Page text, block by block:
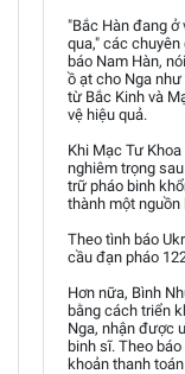
"Bắc Hàn đang ở
qua," các
báo Nam Hàn,
ồ ạt cho Nga
từ Bắc Kinh và
vệ hiệu quả.
Khi Mạc Tư
nghiêm trọng
trữ pháo binh
thành một nguồn
Theo tình báo
cầu đạn pháo
Hơn nữa, Bình
bằng cách triển
Nga, nhận được
binh sĩ. Theo
khoản thanh